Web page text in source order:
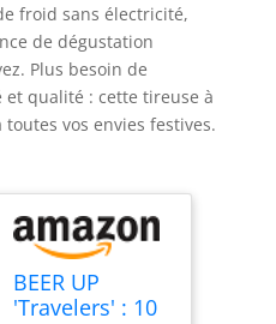
froid sans électricité,
de dégustation
Plus besoin de
qualité : cette tireuse à
vos envies festives.
BEER UP
'Travelers' : 10